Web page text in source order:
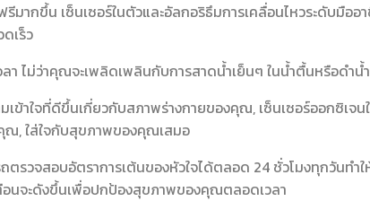
กขึ้น เซ็นเซอร์ในตัวและอัลกอริธึมการเคลื่อนไหวระดับมืออ
เร็ว
ไม่ว่าคุณจะเพลิดเพลินกับการสาดน้ำเย็นๆ ในน้ำตื้นหรือดำ
เข้าใจที่ดีขึ้นเกี่ยวกับสภาพร่างกายของคุณ, เซ็นเซอร์ออกซิเ
ณ, ใส่ใจกับสุขภาพของคุณเสมอ
รวจสอบอัตราการเต้นของหัวใจได้ตลอด 24 ชั่วโมงทุกวันท
อนจะดังขึ้นเพื่อปกป้องสุขภาพของคุณตลอดเวลา